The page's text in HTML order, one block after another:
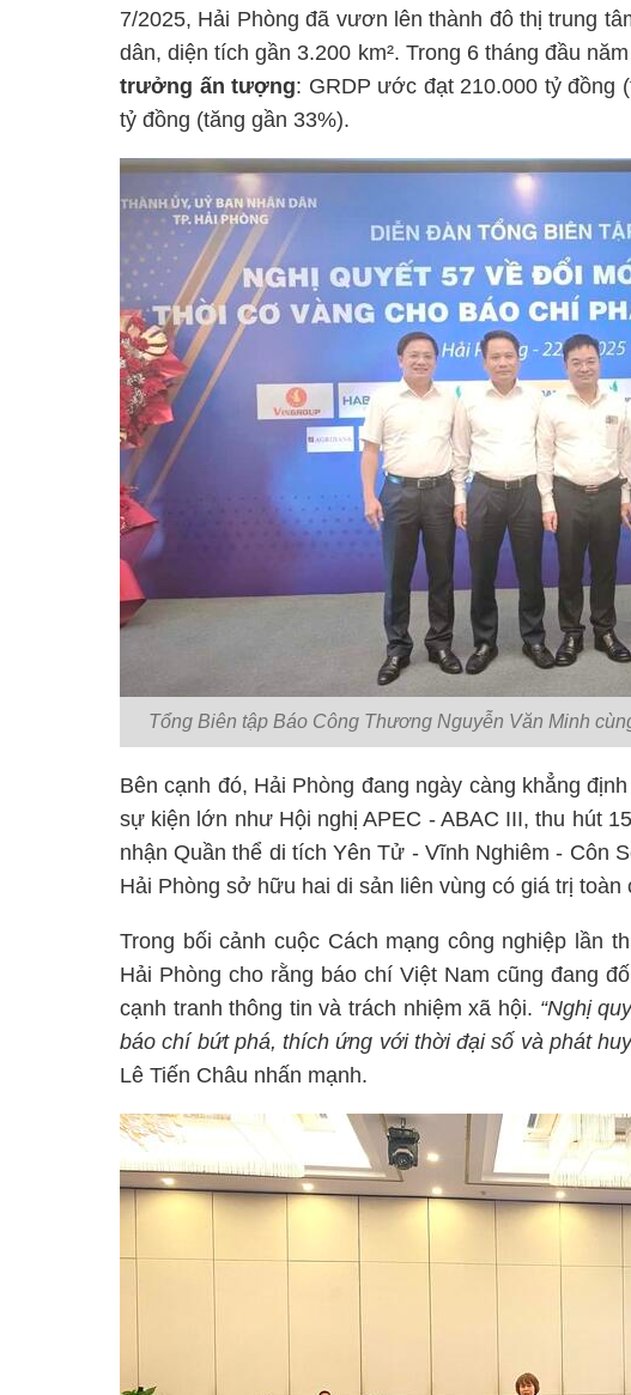
7/2025, Hải Phòng đã vươn lên thành đô thị trung
dân, diện tích gần 3.200 km². Trong 6 tháng đầu
trưởng ấn tượng: GRDP ước đạt 210.000 tỷ đồng
tỷ đồng (tăng gần 33%).
Tổng Biên tập Báo Công Thương Nguyễn Văn Minh
Bên cạnh đó, Hải Phòng đang ngày càng khẳng
sự kiện lớn như Hội nghị APEC - ABAC III, thu hút
nhận Quần thể di tích Yên Tử - Vĩnh Nghiêm - Côn
Hải Phòng sở hữu hai di sản liên vùng có giá trị toàn
Trong bối cảnh cuộc Cách mạng công nghiệp lần
Hải Phòng cho rằng báo chí Việt Nam cũng đang
cạnh tranh thông tin và trách nhiệm xã hội. “Nghị
báo chí bứt phá, thích ứng với thời đại số và phát
Lê Tiến Châu nhấn mạnh.